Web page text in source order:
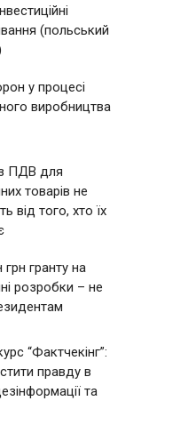
(польський
у процесі
виробництва
ПДВ для
товарів не
від того, хто їх
гранту на
розробки – не
“Фактчекінг”:
правду в
та